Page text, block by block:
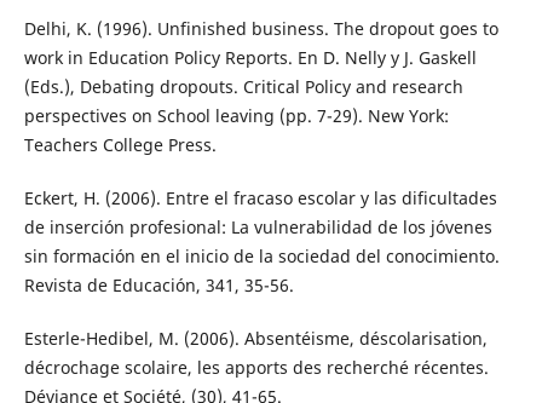
Delhi, K. (1996). Unfinished business. The dropout goes to
work in Education Policy Reports. En D. Nelly y J. Gaskell
(Eds.), Debating dropouts. Critical Policy and research
perspectives on School leaving (pp. 7-29). New York:
Teachers College Press.
Eckert, H. (2006). Entre el fracaso escolar y las dificultades
de inserción profesional: La vulnerabilidad de los jóvenes
sin formación en el inicio de la sociedad del conocimiento.
Revista de Educación, 341, 35-56.
Esterle-Hedibel, M. (2006). Absentéisme, déscolarisation,
décrochage scolaire, les apports des recherché récentes.
Déviance et Société, (30), 41-65.